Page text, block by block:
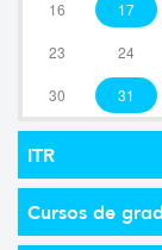
16 17
23 24
30 31
ITR
Cursos de